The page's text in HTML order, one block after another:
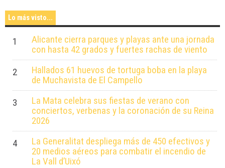
Lo más visto...
1
Alicante cierra parques y playas ante una jornada
con hasta 42 grados y fuertes rachas de viento
2
Hallados 61 huevos de tortuga boba en la playa
de Muchavista de El Campello
3
La Mata celebra sus fiestas de verano con
conciertos, verbenas y la coronación de su Reina
2026
4
La Generalitat despliega más de 450 efectivos y
20 medios aéreos para combatir el incendio de
La Vall d’Uixó